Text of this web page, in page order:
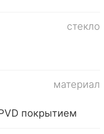
стекло
материал
покрытием